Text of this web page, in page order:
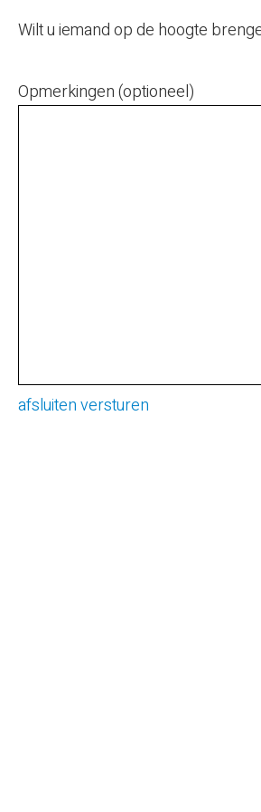
Wilt u iemand op de hoogte
Opmerkingen (optioneel)
afsluitenversturen